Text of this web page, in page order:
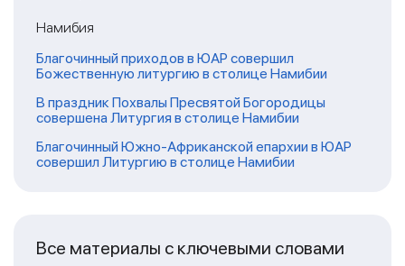
Намибия
Благочинный приходов в ЮАР совершил
Божественную литургию в столице Намибии
В праздник Похвалы Пресвятой Богородицы
совершена Литургия в столице Намибии
Благочинный Южно-Африканской епархии в ЮАР
совершил Литургию в столице Намибии
Все материалы с ключевыми словами